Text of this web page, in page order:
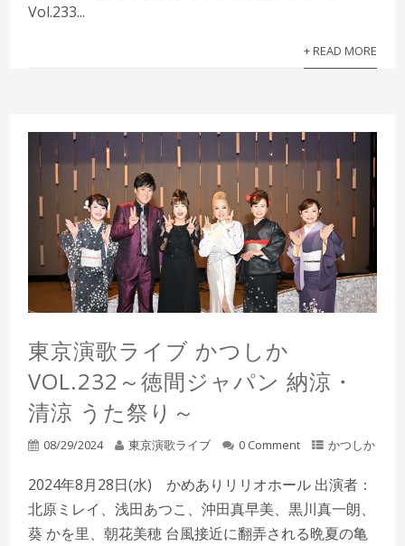
Vol.233...
+ READ MORE
東京演歌ライブ かつしか
VOL.232～徳間ジャパン 納涼・
清涼 うた祭り～
08/29/2024 東京演歌ライブ 0 Comment かつしか
2024年8月28日(水) かめありリリオホール 出演者：
北原ミレイ、浅田あつこ、沖田真早美、黒川真一朗、
葵 かを里、朝花美穂 台風接近に翻弄される晩夏の亀